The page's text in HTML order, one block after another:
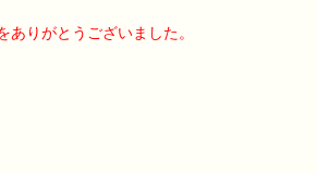
ありがとうございました。